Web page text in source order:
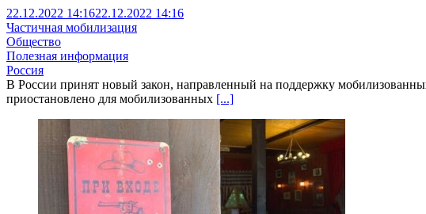
22.12.2022 14:1622.12.2022 14:16
Частичная мобилизация
Общество
Полезная информация
Россия
В России принят новый закон, направленный на поддержку
приостановлено для мобилизованных [...]